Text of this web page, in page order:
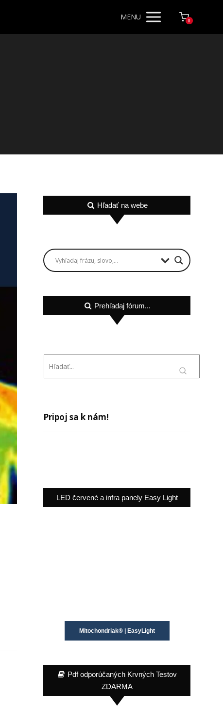
MENU 0
Hľadať na webe
Prehľadaj fórum...
Pripoj sa k nám!
LED červené a infra panely Easy Light
Mitochondriak® | EasyLight
Pdf odporúčaných Krvných Testov
ZDARMA